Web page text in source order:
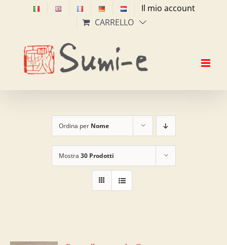
Il mio account
CARRELLO
Ordina per Nome
Mostra 30 Prodotti